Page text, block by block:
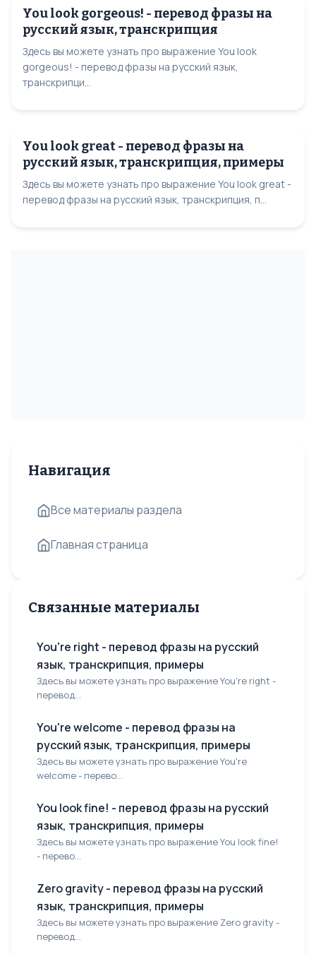
You look gorgeous! - перевод фразы на
русский язык, транскрипция
Здесь вы можете узнать про выражение You look
gorgeous! - перевод фразы на русский язык,
транскрипци...
You look great - перевод фразы на
русский язык, транскрипция, примеры
Здесь вы можете узнать про выражение You look great -
перевод фразы на русский язык, транскрипция, п...
Навигация
Все материалы раздела
Главная страница
Связанные материалы
You're right - перевод фразы на русский
язык, транскрипция, примеры
Здесь вы можете узнать про выражение You're right -
перевод...
You're welcome - перевод фразы на
русский язык, транскрипция, примеры
Здесь вы можете узнать про выражение You're
welcome - перево...
You look fine! - перевод фразы на русский
язык, транскрипция, примеры
Здесь вы можете узнать про выражение You look fine!
- перево...
Zero gravity - перевод фразы на русский
язык, транскрипция, примеры
Здесь вы можете узнать про выражение Zero gravity -
перевод...